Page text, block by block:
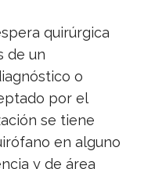
quirúrgica
de un
o
por el
se tiene
en alguno
y de área